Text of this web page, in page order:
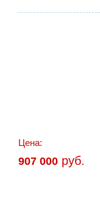
Цена:
907 000 руб.